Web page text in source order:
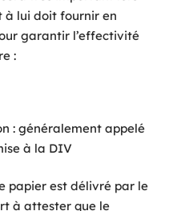
à lui doit fournir en
garantir l’effectivité
:
: généralement appelé
à la DIV
papier est délivré par le
à attester que le